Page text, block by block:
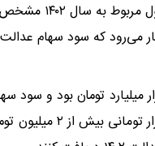
هنوز مبلغ